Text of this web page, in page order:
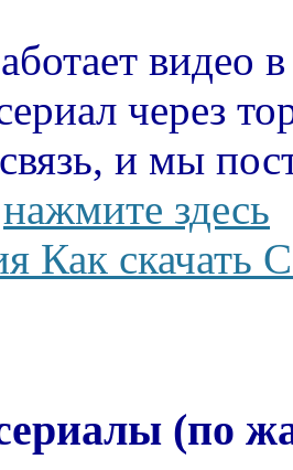
видео
через
и мы
нажмите здесь
Как скачать
(по